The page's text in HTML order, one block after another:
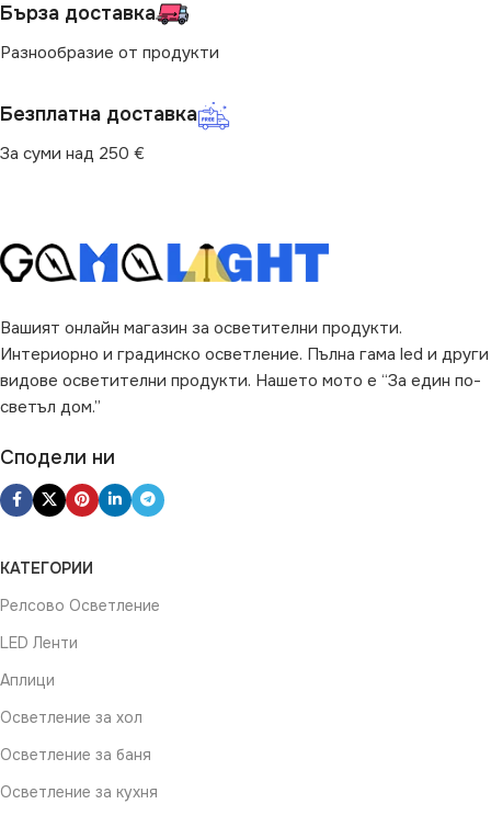
Бърза доставка
Разнообразие от продукти
Безплатна доставка
За суми над 250 €
Вашият онлайн магазин за осветителни продукти.
Интериорно и градинско осветление. Пълна гама led и други
видове осветителни продукти. Нашето мото е “За един по-
светъл дом.”
Сподели ни
КАТЕГОРИИ
Релсово Осветление
LED Ленти
Аплици
Осветление за хол
Осветление за баня
Осветление за кухня